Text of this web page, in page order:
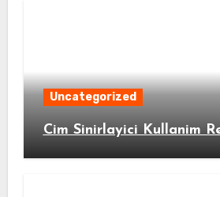
Uncategorized
Cim Sinirlayici Kullanim